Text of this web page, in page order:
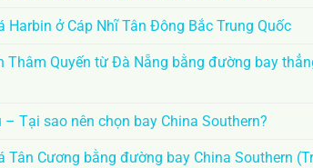
Harbin ở Cáp Nhĩ Tân Đông Bắc Trung Quốc
Thâm Quyến từ Đà Nẵng bằng đường bay
– Tại sao nên chọn bay China Southern?
Tân Cương bằng đường bay China Southern